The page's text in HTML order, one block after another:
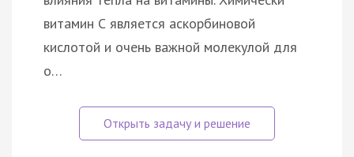
витамин С является аскорбиновой
кислотой и очень важной молекулой для
о…